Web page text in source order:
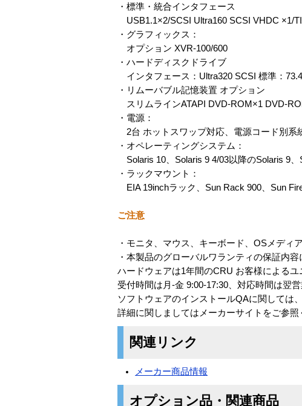
・標準・統合インタフェース
USB1.1×2/SCSI Ultra160 SCSI VHDC ×1/
・グラフィックス：
オプション XVR-100/600
・ハードディスクドライブ
インタフェース：Ultra320 SCSI 標準：
・リムーバブル記憶装置 オプション
スリムラインATAPI DVD-ROM×1 DVD-
・電源：
2台 ホットスワップ対応、電源コード別系
・オペレーティングシステム：
Solaris 10、Solaris 9 4/03以降のSolaris 9
・ラックマウント：
EIA 19inchラック、Sun Rack 900、Sun
ご注意
・モニタ、マウス、キーボード、OSメディ
・本製品のグローバルワランティの保証内
ハードウェアは1年間のCRU お客様による
受付時間は月-金 9:00-17:30、対応時間は翌
ソフトウェアのインストールQAに関しては
詳細に関しましてはメーカーサイトをご参照
関連リンク
メーカー商品情報
オプション品・関連商品